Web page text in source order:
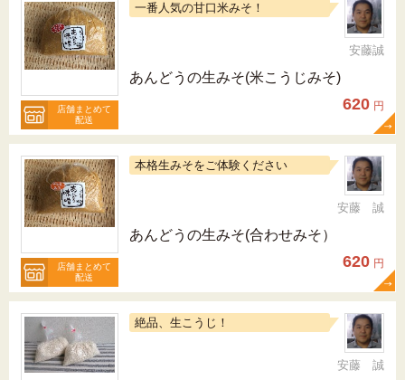
店舗まとめて
配送
一番人気の甘口米みそ！
安藤誠
あんどうの生みそ(米こうじみそ)
620 円
店舗まとめて
配送
本格生みそをご体験ください
安藤 誠
あんどうの生みそ(合わせみそ）
620 円
絶品、生こうじ！
安藤 誠